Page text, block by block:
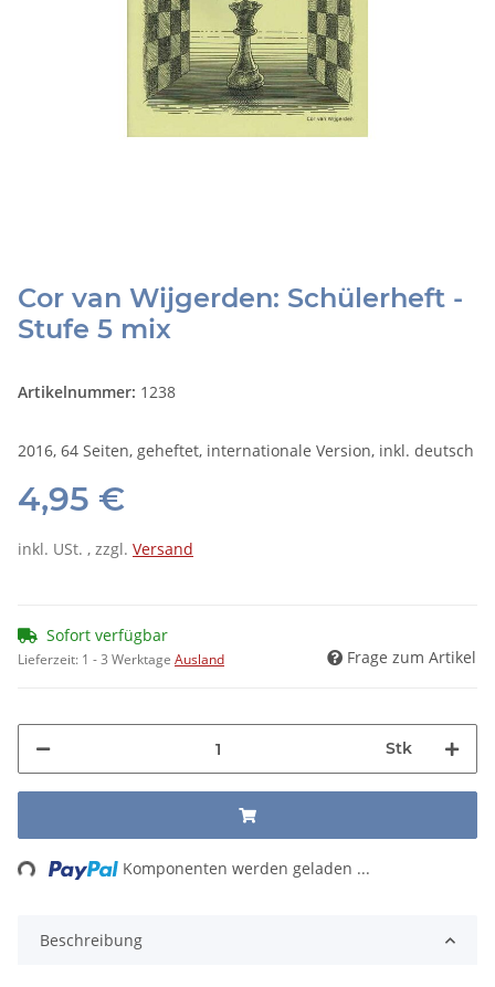
Cor van Wijgerden: Schülerheft -
Stufe 5 mix
Artikelnummer: 1238
2016, 64 Seiten, geheftet, internationale Version, inkl. deutsch
4,95 €
inkl. USt. , zzgl. Versand
Sofort verfügbar
Lieferzeit: 1 - 3 Werktage Ausland Frage zum Artikel
Stk
Komponenten werden geladen ...
Beschreibung